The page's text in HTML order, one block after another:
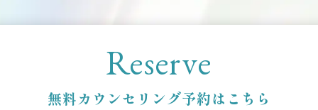
Reserve
無料カウンセリング予約はこちら